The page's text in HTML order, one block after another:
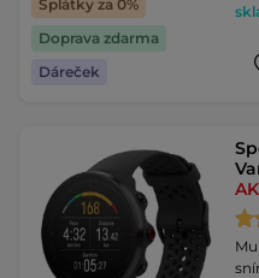
Splátky za 0%
Doprava zdarma
Dáreček